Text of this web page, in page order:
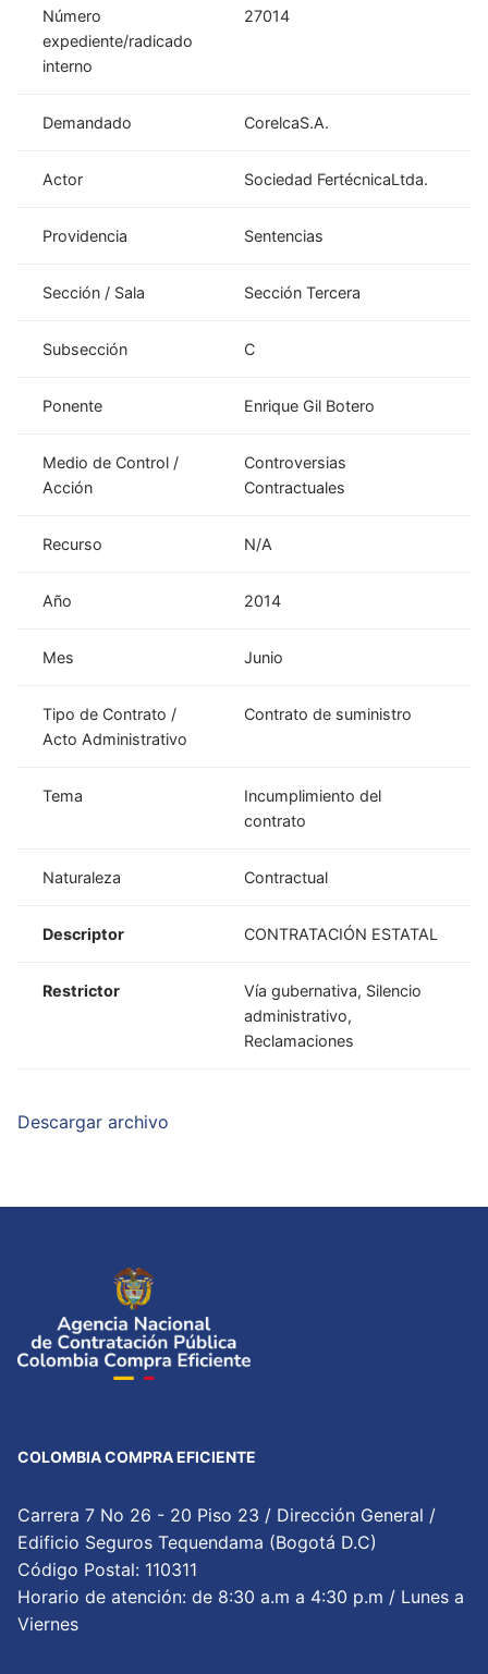
Número
expediente/radicado
interno
27014
Demandado CorelcaS.A.
Actor Sociedad FertécnicaLtda.
Providencia Sentencias
Sección / Sala Sección Tercera
Subsección C
Ponente Enrique Gil Botero
Medio de Control /
Acción
Controversias
Contractuales
Recurso N/A
Año 2014
Mes Junio
Tipo de Contrato /
Acto Administrativo
Contrato de suministro
Tema
Incumplimiento del
contrato
Naturaleza Contractual
Descriptor CONTRATACIÓN ESTATAL
Restrictor
Vía gubernativa, Silencio
administrativo,
Reclamaciones
Descargar archivo
COLOMBIA COMPRA EFICIENTE
Carrera 7 No 26 - 20 Piso 23 / Dirección General /
Edificio Seguros Tequendama (Bogotá D.C)
Código Postal: 110311
Horario de atención: de 8:30 a.m a 4:30 p.m / Lunes a
Viernes